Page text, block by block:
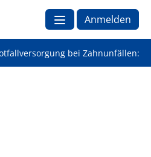
Anmelden
bei Zahnunfällen: